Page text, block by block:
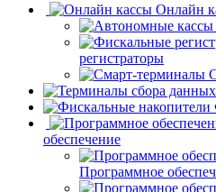
Онлайн
регистраторы
обеспечение
Программное